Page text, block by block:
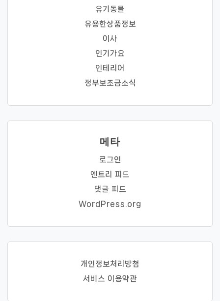
유기동물
유용한상품정보
이사
인기가요
인테리어
정부보조금소식
메타
로그인
엔트리 피드
댓글 피드
WordPress.org
개인정보처리방첨
서비스 이용약관